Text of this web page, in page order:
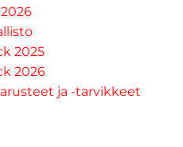
2025
2026
ja -tarvikkeet